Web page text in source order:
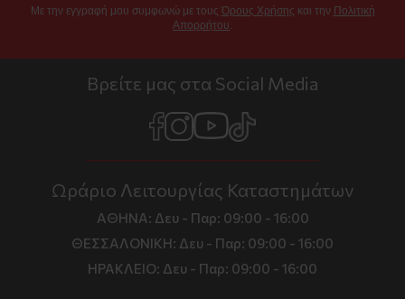
Με την εγγραφή μου συμφωνώ με τους Όρους Χρήσης και την Πολιτική
Απορρήτου
Βρείτε μας στα Social Media
Ωράριο Λειτουργίας Καταστημάτων
ΑΘΗΝΑ: Δευ - Παρ: 09:00 - 16:00
ΘΕΣΣΑΛΟΝΙΚΗ: Δευ - Παρ: 09:00 - 16:00
ΗΡΑΚΛΕΙΟ: Δευ - Παρ: 09:00 - 16:00